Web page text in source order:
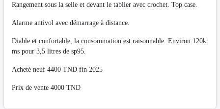
Rangement sous la selle et devant le tablier avec crochet. Top case.
Alarme antivol avec démarrage à distance.
Diable et confortable, la consommation est raisonnable. Environ 120k
ms pour 3,5 litres de sp95.
Acheté neuf 4400 TND fin 2025
Prix de vente 4000 TND